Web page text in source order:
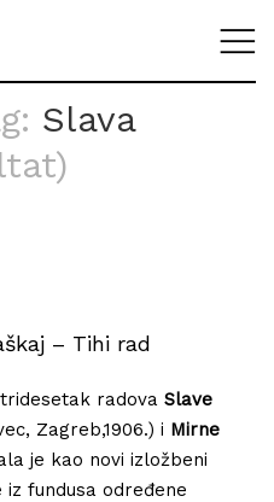
Slava
– Tihi rad
radova Slave
Zagreb,1906.) i Mirne
je kao novi izložbeni
fundusa određene